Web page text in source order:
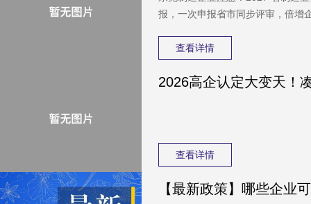
报，一次申报省市同步评审，倍增
材料避坑指南。
查看详情
查看详情